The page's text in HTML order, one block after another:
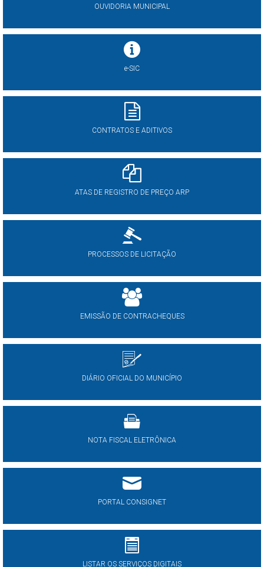
OUVIDORIA MUNICIPAL
e-SIC
CONTRATOS E ADITIVOS
ATAS DE REGISTRO DE PREÇO ARP
PROCESSOS DE LICITAÇÃO
EMISSÃO DE CONTRACHEQUES
DIÁRIO OFICIAL DO MUNICÍPIO
NOTA FISCAL ELETRÔNICA
PORTAL CONSIGNET
LISTAR OS SERVIÇOS DIGITAIS